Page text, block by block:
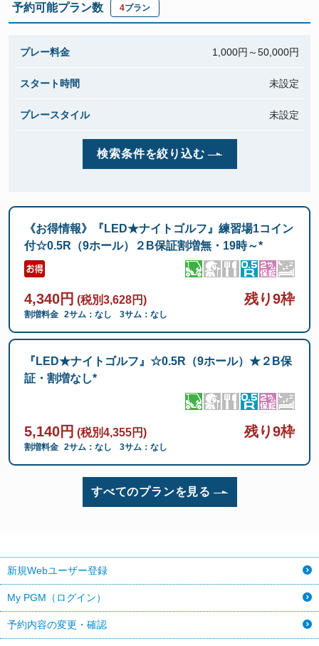
予約可能プラン数 4プラン
プレー料金 1,000円～50,000円
スタート時間 未設定
プレースタイル 未設定
検索条件を絞り込む
《お得情報》『LED★ナイトゴルフ』練習場1コイン
付☆0.5R（9ホール）２B保証割増無・19時～*
4,340円 (税別3,628円) 残り9枠
割増料金 2サム：なし 3サム：なし
『LED★ナイトゴルフ』☆0.5R（9ホール）★２B保
証・割増なし*
5,140円 (税別4,355円) 残り9枠
割増料金 2サム：なし 3サム：なし
すべてのプランを見る
新規Webユーザー登録
My PGM（ログイン）
予約内容の変更・確認